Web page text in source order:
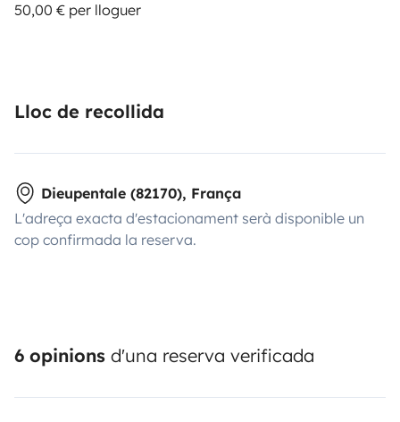
50,00 € per lloguer
Lloc de recollida
Dieupentale (82170), França
L'adreça exacta d'estacionament serà disponible un
cop confirmada la reserva.
6 opinions d'una reserva verificada